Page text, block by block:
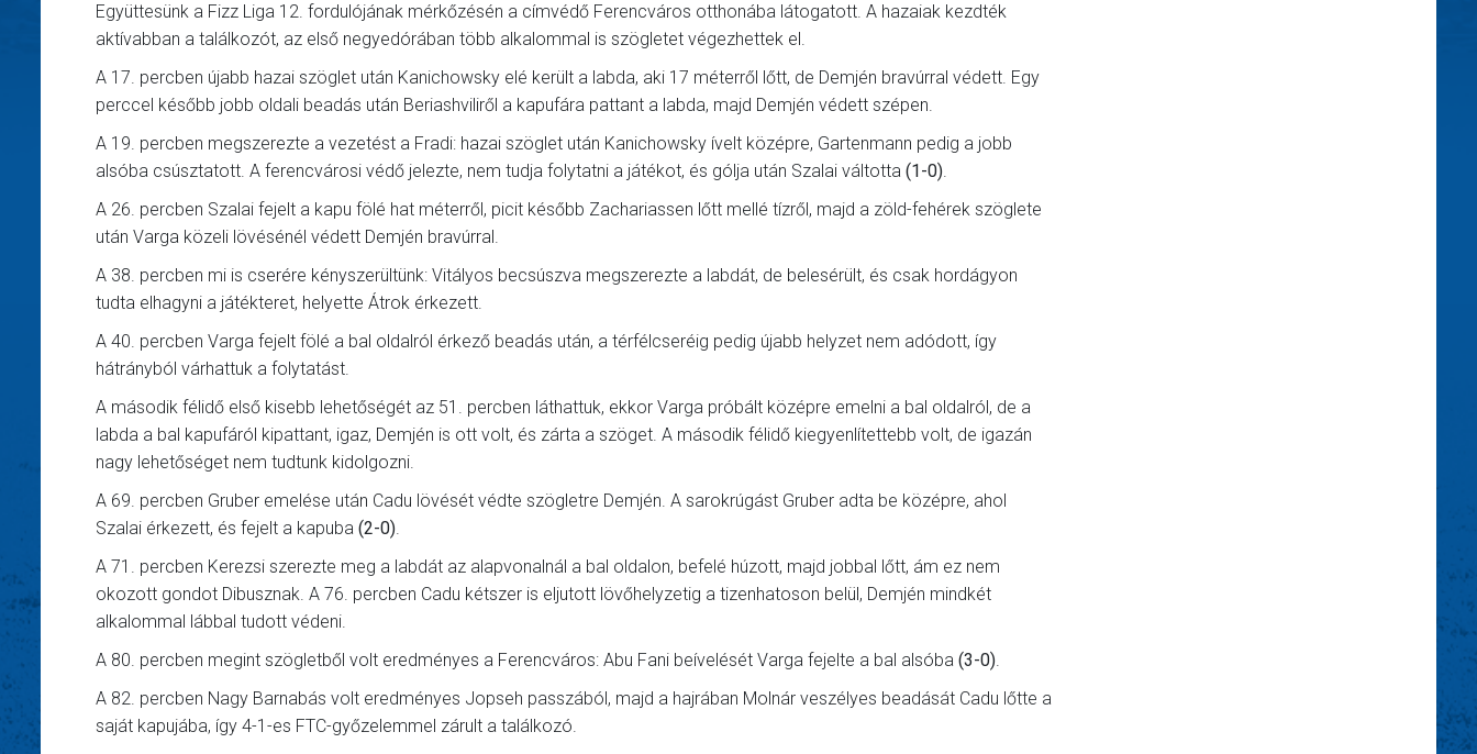
Együttesünk a Fizz Liga 12. fordulójának mérkőzésén a címvédő Ferencváros otthonába látogatott. A hazaiak kezdték
aktívabban a találkozót, az első negyedórában több alkalommal is szögletet végezhettek el.
A 17. percben újabb hazai szöglet után Kanichowsky elé került a labda, aki 17 méterről lőtt, de Demjén bravúrral védett. Egy
perccel később jobb oldali beadás után Beriashviliről a kapufára pattant a labda, majd Demjén védett szépen.
A 19. percben megszerezte a vezetést a Fradi: hazai szöglet után Kanichowsky ívelt középre, Gartenmann pedig a jobb
alsóba csúsztatott. A ferencvárosi védő jelezte, nem tudja folytatni a játékot, és gólja után Szalai váltotta (1-0).
A 26. percben Szalai fejelt a kapu fölé hat méterről, picit később Zachariassen lőtt mellé tízről, majd a zöld-fehérek szöglete
után Varga közeli lövésénél védett Demjén bravúrral.
A 38. percben mi is cserére kényszerültünk: Vitályos becsúszva megszerezte a labdát, de belesérült, és csak hordágyon
tudta elhagyni a játékteret, helyette Átrok érkezett.
A 40. percben Varga fejelt fölé a bal oldalról érkező beadás után, a térfélcseréig pedig újabb helyzet nem adódott, így
hátrányból várhattuk a folytatást.
A második félidő első kisebb lehetőségét az 51. percben láthattuk, ekkor Varga próbált középre emelni a bal oldalról, de a
labda a bal kapufáról kipattant, igaz, Demjén is ott volt, és zárta a szöget. A második félidő kiegyenlítettebb volt, de igazán
nagy lehetőséget nem tudtunk kidolgozni.
A 69. percben Gruber emelése után Cadu lövését védte szögletre Demjén. A sarokrúgást Gruber adta be középre, ahol
Szalai érkezett, és fejelt a kapuba (2-0).
A 71. percben Kerezsi szerezte meg a labdát az alapvonalnál a bal oldalon, befelé húzott, majd jobbal lőtt, ám ez nem
okozott gondot Dibusznak. A 76. percben Cadu kétszer is eljutott lövőhelyzetig a tizenhatoson belül, Demjén mindkét
alkalommal lábbal tudott védeni.
A 80. percben megint szögletből volt eredményes a Ferencváros: Abu Fani beívelését Varga fejelte a bal alsóba (3-0).
A 82. percben Nagy Barnabás volt eredményes Jopseh passzából, majd a hajrában Molnár veszélyes beadását Cadu lőtte a
saját kapujába, így 4-1-es FTC-győzelemmel zárult a találkozó.